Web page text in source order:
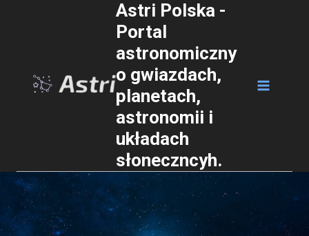
Astri Polska -
Portal
astronomiczny
o gwiazdach,
planetach,
astronomii i
układach
słoneczncyh.